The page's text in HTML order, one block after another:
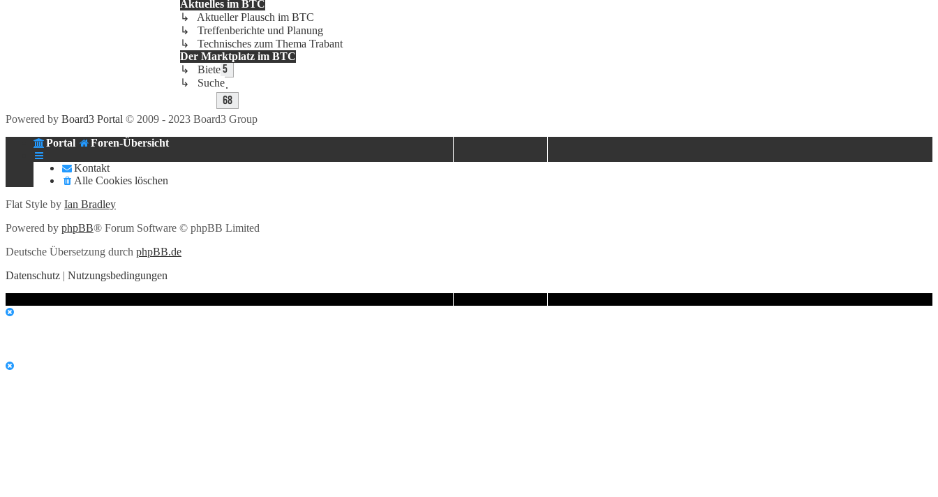
3
4
5
…
68
Aktuelles im BTC
↳ Aktueller Plausch im BTC
↳ Treffenberichte und Planung
↳ Technisches zum Thema Trabant
Der Marktplatz im BTC
↳ Biete
↳ Suche
Powered by Board3 Portal © 2009 - 2023 Board3 Group
Portal
Foren-Übersicht
Kontakt
Alle Cookies löschen
Flat Style by Ian Bradley
Powered by phpBB® Forum Software © phpBB Limited
Deutsche Übersetzung durch phpBB.de
Datenschutz | Nutzungsbedingungen